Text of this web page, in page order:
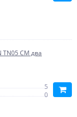
TN05 СМ два
5
0